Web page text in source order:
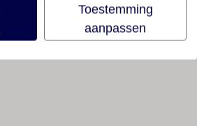
Toestemming
aanpassen